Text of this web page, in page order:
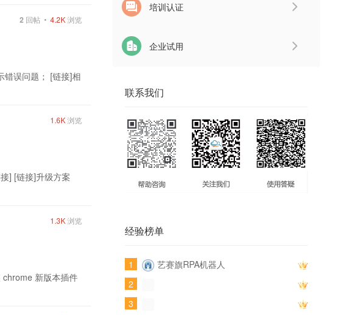
2 回帖 •4.2K浏览
错误问题； [链接]相
1.6K浏览
] [链接]升级方案
1.3K浏览
chrome 新版本插件
培训认证
企业试用
联系我们
经验榜单
1
艺赛旗RPA机器人
2
3